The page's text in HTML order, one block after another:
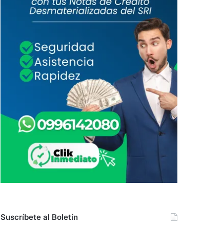
Suscríbete al Boletín